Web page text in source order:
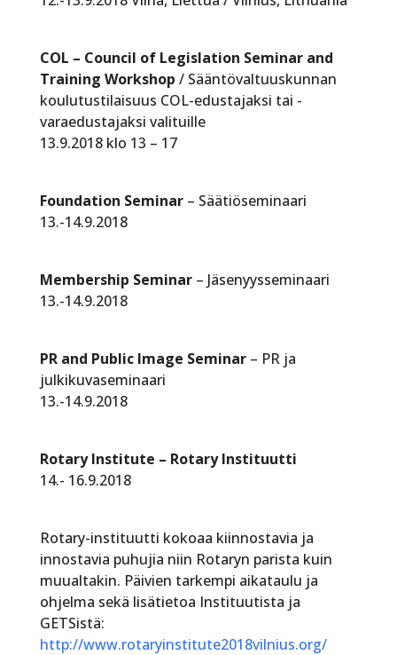
COL – Council of Legislation Seminar and
Training Workshop / Sääntövaltuuskunnan
koulutustilaisuus COL-edustajaksi tai -
varaedustajaksi valituille
13.9.2018 klo 13 – 17
Foundation Seminar– Säätiöseminaari
13.-14.9.2018
Membership Seminar– Jäsenyysseminaari
13.-14.9.2018
PR and Public Image Seminar – PR ja
julkikuvaseminaari
13.-14.9.2018
Rotary Institute – Rotary Instituutti
14.- 16.9.2018
Rotary-instituutti kokoaa kiinnostavia ja
innostavia puhujia niin Rotaryn parista kuin
muualtakin. Päivien tarkempi aikataulu ja
ohjelma sekä lisätietoa Instituutista ja
GETSistä:
http://www.rotaryinstitute2018vilnius.org/